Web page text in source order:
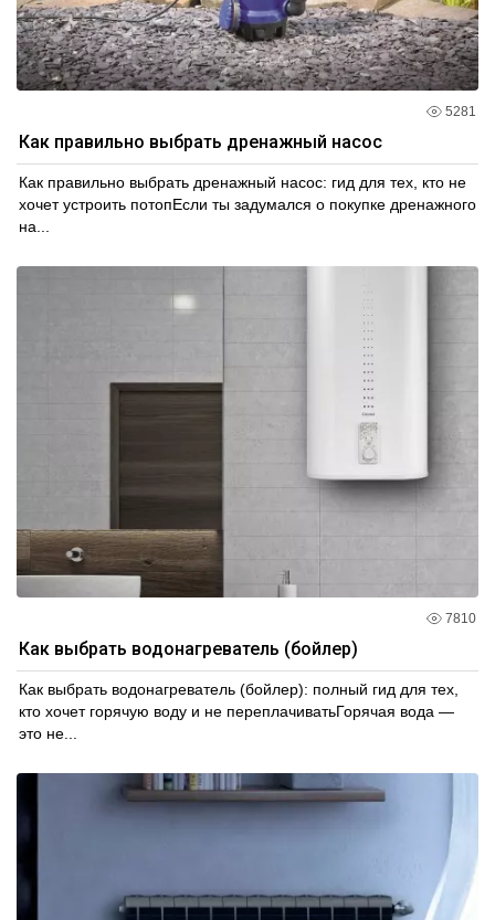
5281
Как правильно выбрать дренажный насос
Как правильно выбрать дренажный насос: гид для тех, кто не
хочет устроить потопЕсли ты задумался о покупке дренажного
на...
7810
Как выбрать водонагреватель (бойлер)
Как выбрать водонагреватель (бойлер): полный гид для тех,
кто хочет горячую воду и не переплачиватьГорячая вода —
это не...